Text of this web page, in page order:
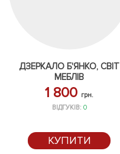
ДЗЕРКАЛО Б'ЯНКО, СВІТ
МЕБЛІВ
1 800 грн.
ВІДГУКІВ: 0
КУПИТИ